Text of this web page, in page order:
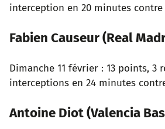
interception en 20 minutes
Fabien Causeur (Real
Dimanche 11 février : 13 points, 3
interceptions en 24 minutes
Antoine Diot (Valencia